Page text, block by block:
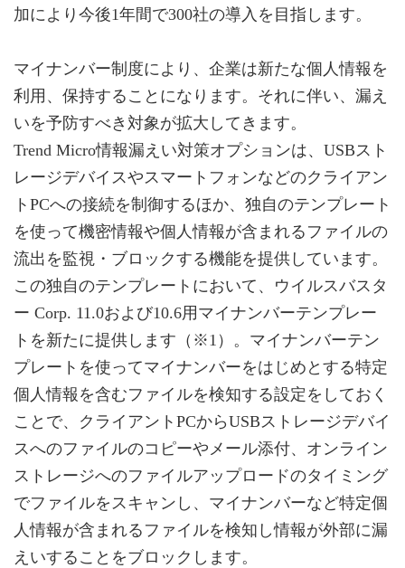
加により今後1年間で300社の導入を目指します。
マイナンバー制度により、企業は新たな個人情報を
利用、保持することになります。それに伴い、漏え
いを予防すべき対象が拡大してきます。
Trend Micro情報漏えい対策オプションは、USBスト
レージデバイスやスマートフォンなどのクライアン
トPCへの接続を制御するほか、独自のテンプレート
を使って機密情報や個人情報が含まれるファイルの
流出を監視・ブロックする機能を提供しています。
この独自のテンプレートにおいて、ウイルスバスタ
ー Corp. 11.0および10.6用マイナンバーテンプレー
トを新たに提供します（※1）。マイナンバーテン
プレートを使ってマイナンバーをはじめとする特定
個人情報を含むファイルを検知する設定をしておく
ことで、クライアントPCからUSBストレージデバイ
スへのファイルのコピーやメール添付、オンライン
ストレージへのファイルアップロードのタイミング
でファイルをスキャンし、マイナンバーなど特定個
人情報が含まれるファイルを検知し情報が外部に漏
えいすることをブロックします。